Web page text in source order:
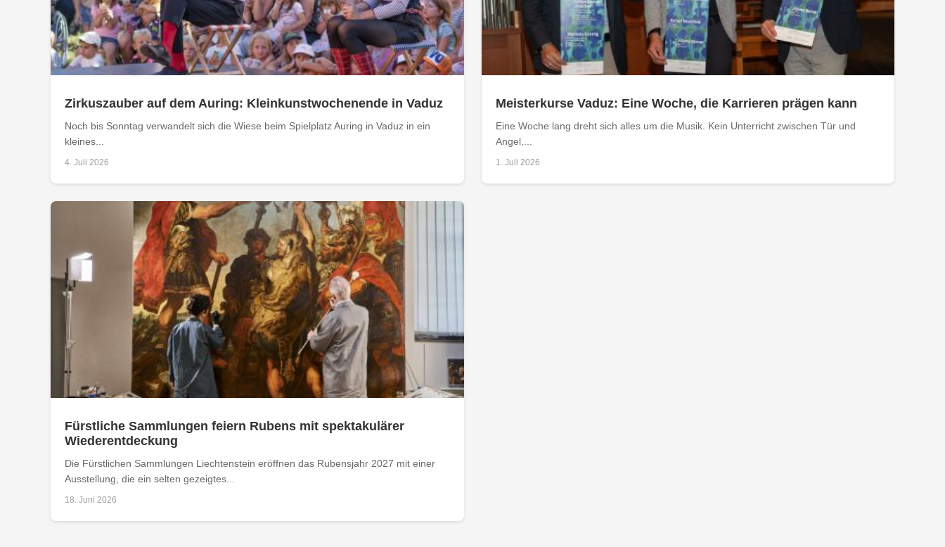
Zirkuszauber auf dem Auring: Kleinkunstwochenende in Vaduz
Noch bis Sonntag verwandelt sich die Wiese beim Spielplatz Auring in Vaduz in ein
kleines...
4. Juli 2026
Meisterkurse Vaduz: Eine Woche, die Karrieren prägen kann
Eine Woche lang dreht sich alles um die Musik. Kein Unterricht zwischen Tür und
Angel,...
1. Juli 2026
Fürstliche Sammlungen feiern Rubens mit spektakulärer
Wiederentdeckung
Die Fürstlichen Sammlungen Liechtenstein eröffnen das Rubensjahr 2027 mit einer
Ausstellung, die ein selten gezeigtes...
18. Juni 2026